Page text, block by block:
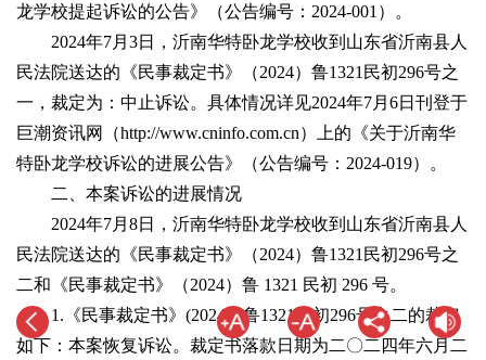
龙学校提起诉讼的公告》（公告编号：2024-001）。
2024年7月3日，沂南华特卧龙学校收到山东省沂南县人
民法院送达的《民事裁定书》（2024）鲁1321民初296号之
一，裁定为：中止诉讼。具体情况详见2024年7月6日刊登于
巨潮资讯网（http://www.cninfo.com.cn）上的《关于沂南华
特卧龙学校诉讼的进展公告》（公告编号：2024-019）。
二、本案诉讼的进展情况
2024年7月8日，沂南华特卧龙学校收到山东省沂南县人
民法院送达的《民事裁定书》（2024）鲁1321民初296号之
二和《民事裁定书》（2024）鲁 1321 民初 296 号。
1.《民事裁定书》(2024）鲁1321民初296号之二的裁定
如下：本案恢复诉讼。裁定书落款日期为二〇二四年六月二